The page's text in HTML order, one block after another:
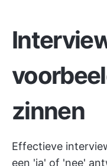
zinnen
Effectieve
een 'ja' of 'nee'